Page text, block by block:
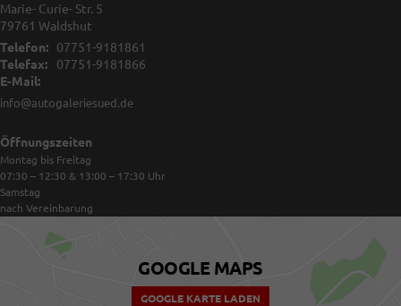
Marie- Curie- Str. 5
79761 Waldshut
Telefon:
07751-9181861
Telefax:
07751-9181866
E-Mail:
info@autogaleriesued.de
Öffnungszeiten
Montag bis Freitag
07:30 – 12:30 & 13:00 – 17:30 Uhr
Samstag
nach Vereinbarung
GOOGLE MAPS
GOOGLE KARTE LADEN